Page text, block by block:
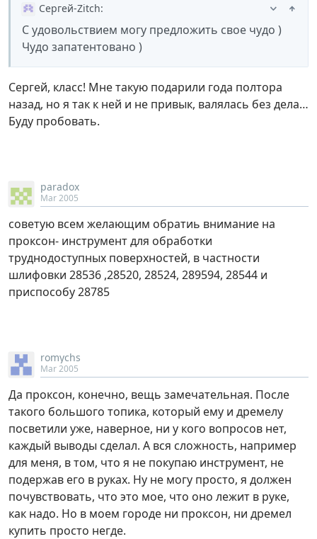
Сергей-Zitch:
С удовольствием могу предложить свое чудо )
Чудо запатентовано )
Сергей, класс! Мне такую подарили года полтора
назад, но я так к ней и не привык, валялась без дела…
Буду пробовать.
paradox
Mar 2005
советую всем желающим обратиь внимание на
проксон- инструмент для обработки
труднодоступных поверхностей, в частности
шлифовки 28536 ,28520, 28524, 289594, 28544 и
приспособу 28785
romychs
Mar 2005
Да проксон, конечно, вещь замечательная. После
такого большого топика, который ему и дремелу
посветили уже, наверное, ни у кого вопросов нет,
каждый выводы сделал. А вся сложность, например
для меня, в том, что я не покупаю инструмент, не
подержав его в руках. Ну не могу просто, я должен
почувствовать, что это мое, что оно лежит в руке,
как надо. Но в моем городе ни проксон, ни дремел
купить просто негде.